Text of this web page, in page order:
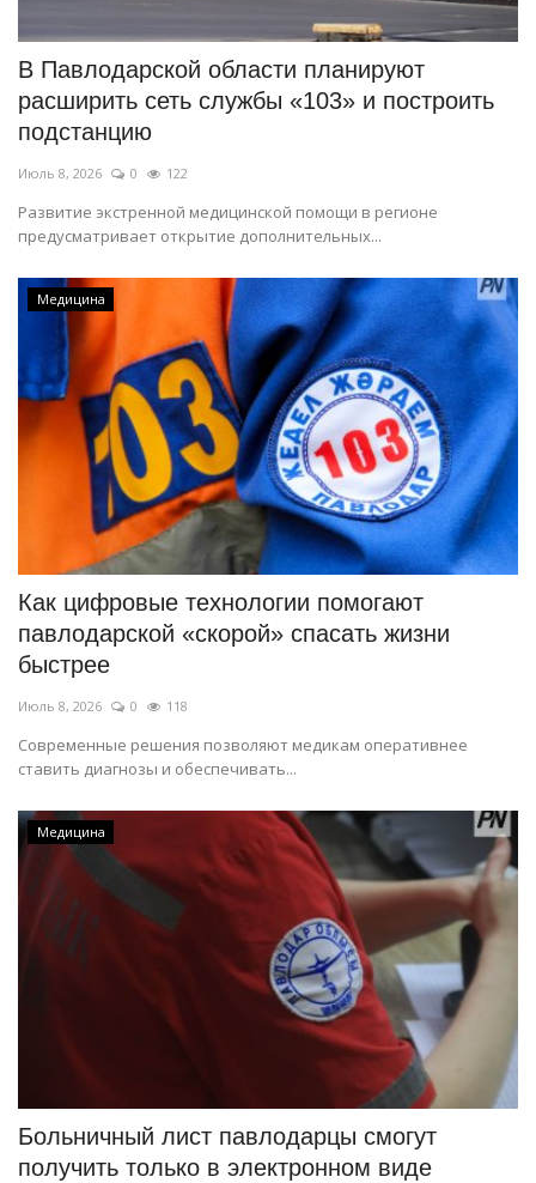
В Павлодарской области планируют
расширить сеть службы «103» и построить
подстанцию
Июль 8, 2026 0 122
Развитие экстренной медицинской помощи в регионе
предусматривает открытие дополнительных...
Медицина
Как цифровые технологии помогают
павлодарской «скорой» спасать жизни
быстрее
Июль 8, 2026 0 118
Современные решения позволяют медикам оперативнее
ставить диагнозы и обеспечивать...
Медицина
Больничный лист павлодарцы смогут
получить только в электронном виде